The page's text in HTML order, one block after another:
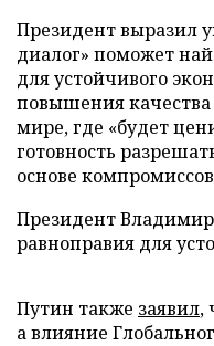
Президент выразил
диалог» поможет
для устойчивого
повышения
мире, где «будет
готовность
основе
Президент
равноправия для
Путин также заявил,
а влияние